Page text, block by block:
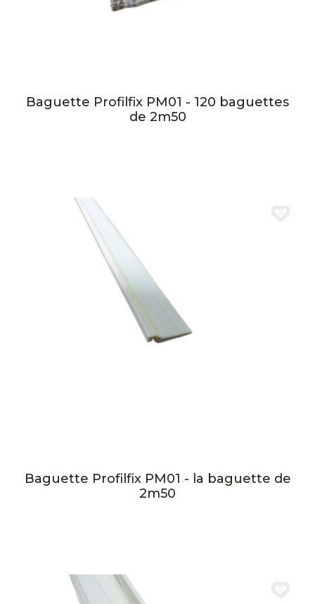
Baguette Profilfix PM01 - 120 baguettes
de 2m50
Baguette Profilfix PM01 - la baguette de
2m50